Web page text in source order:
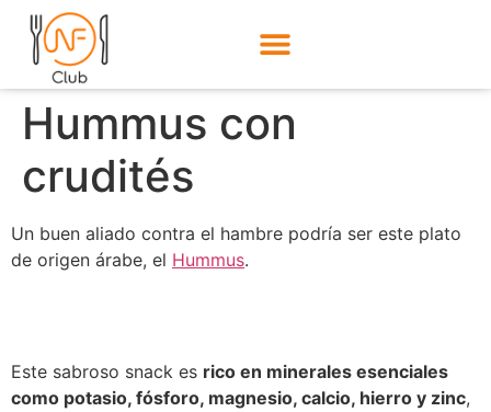
Hummus con
crudités
Un buen aliado contra el hambre podría ser este plato
de origen árabe, el Hummus.
Este sabroso snack es rico en minerales esenciales
como potasio, fósforo, magnesio, calcio, hierro y zinc,